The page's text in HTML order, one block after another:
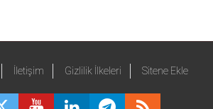
İletişim Gizlilik İlkeleri Sitene Ekle